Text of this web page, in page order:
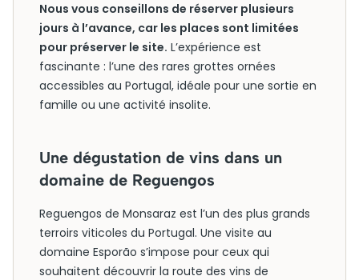
Nous vous conseillons de réserver plusieurs
jours à l’avance, car les places sont limitées
pour préserver le site. L’expérience est
fascinante : l’une des rares grottes ornées
accessibles au Portugal, idéale pour une sortie en
famille ou une activité insolite.
Une dégustation de vins dans un
domaine de Reguengos
Reguengos de Monsaraz est l’un des plus grands
terroirs viticoles du Portugal. Une visite au
domaine Esporão s’impose pour ceux qui
souhaitent découvrir la route des vins de